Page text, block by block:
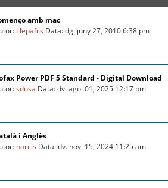
amb mac
Llepafils Data: dg. juny 27, 2010 6:38 pm
Power PDF 5 Standard - Digital Download
sdusa Data: dv. ago. 01, 2025 12:17 pm
i Anglès
narcis Data: dv. nov. 15, 2024 11:25 am